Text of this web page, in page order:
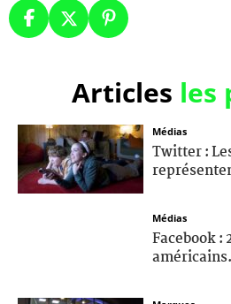
Articles les
Médias
Twitter :
Médias
Facebook :